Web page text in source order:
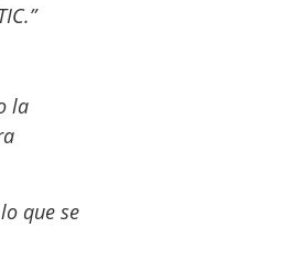
la
que se